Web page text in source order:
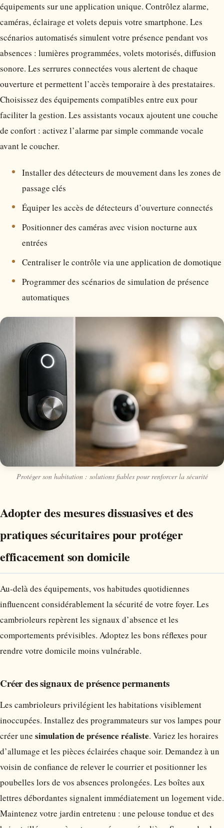
équipements sur une application unique. Contrôlez alarme,
caméras, éclairage et volets depuis votre smartphone. Les
scénarios automatisés simulent votre présence pendant vos
absences : lumières programmées, volets motorisés, diffusion
sonore. Les serrures connectées vous alertent de chaque
ouverture et permettent l’accès temporaire à des prestataires.
Choisissez des équipements compatibles entre eux pour
faciliter la gestion. Les assistants vocaux ajoutent une couche
de confort : activez l’alarme par simple commande vocale
avant le coucher.
Installer des détecteurs de mouvement dans les zones de
passage clés
Équiper les accès de détecteurs d’ouverture connectés
Positionner des caméras avec vision nocturne aux
entrées
Centraliser le contrôle via une application de domotique
Programmer des scénarios de simulation de présence
automatiques
Protéger son habitation : solutions fiables pour renforcer la sécurité
Adopter des mesures dissuasives et des
pratiques sécuritaires pour protéger
efficacement son domicile
Au-delà des équipements, vos habitudes quotidiennes
influencent considérablement la sécurité de votre foyer. Les
cambrioleurs repèrent les signaux d’absence et les
comportements prévisibles. Adoptez les bons réflexes pour
rendre votre domicile moins vulnérable.
Créer des signaux de présence permanents
Les cambrioleurs privilégient les habitations visiblement
inoccupées. Installez des programmateurs sur vos lampes pour
créer une simulation de présence réaliste. Variez les horaires
d’allumage et les pièces éclairées chaque soir. Demandez à un
voisin de confiance de relever le courrier et positionner les
poubelles lors de vos absences prolongées. Les boîtes aux
lettres débordantes signalent immédiatement un logement vide.
Maintenez votre jardin entretenu : une pelouse tondue et des